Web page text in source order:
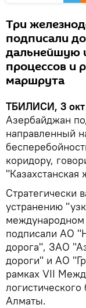
Три
подписали
дальнейшую
процессов и
маршрута
ТБИЛИСИ, 3
Азербайджан
направленный
коридору,
"Казахстанская
Стратегически
устранению
подписали АО
дорога", ЗАО
дороги" и АО
рамках VII
Алматы.